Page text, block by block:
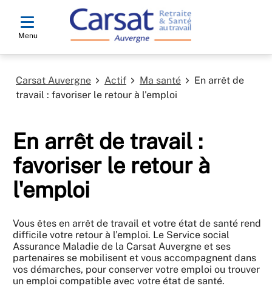
Menu
Carsat Auvergne Actif Ma santé
En arrêt de
travail : favoriser le retour à l'emploi
En arrêt de travail :
favoriser le retour à
l'emploi
Vous êtes en arrêt de travail et votre état de santé rend
difficile votre retour à l’emploi.​ Le Service social
Assurance Maladie de la Carsat Auvergne et ses
partenaires se mobilisent et vous accompagnent dans
vos démarches, pour conserver votre emploi ou trouver
un emploi compatible avec votre état de santé.